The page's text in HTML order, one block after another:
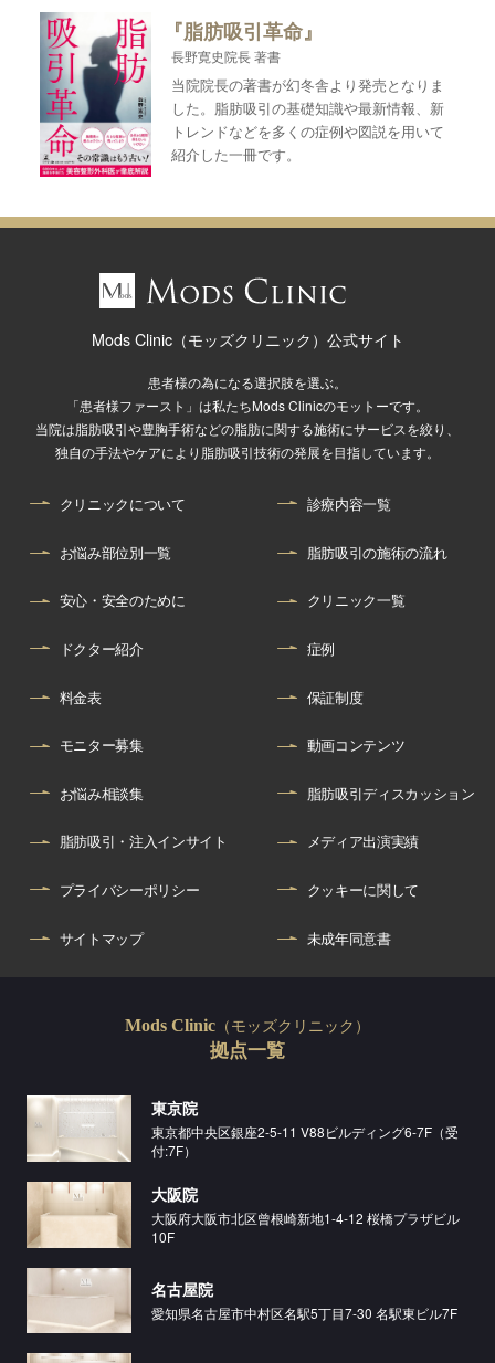
『脂肪吸引革命』
長野寛史院長 著書
当院院長の著書が幻冬舎より発売となりま
した。脂肪吸引の基礎知識や最新情報、新
トレンドなどを多くの症例や図説を用いて
紹介した一冊です。
Mods Clinic（モッズクリニック）公式サイト
患者様の為になる選択肢を選ぶ。
「患者様ファースト」は私たちMods Clinicのモットーです。
当院は脂肪吸引や豊胸手術などの脂肪に関する施術にサービスを絞り、
独自の手法やケアにより脂肪吸引技術の発展を目指しています。
クリニックについて 診療内容一覧
お悩み部位別一覧 脂肪吸引の施術の流れ
安心・安全のために クリニック一覧
ドクター紹介 症例
料金表 保証制度
モニター募集 動画コンテンツ
お悩み相談集 脂肪吸引ディスカッション
脂肪吸引・注入インサイト メディア出演実績
プライバシーポリシー クッキーに関して
サイトマップ 未成年同意書
Mods Clinic （モッズクリニック）
拠点一覧
東京院
東京都中央区銀座2-5-11 V88ビルディング6-7F（受
付:7F）
大阪院
大阪府大阪市北区曾根崎新地1-4-12 桜橋プラザビル
10F
名古屋院
愛知県名古屋市中村区名駅5丁目7-30 名駅東ビル7F